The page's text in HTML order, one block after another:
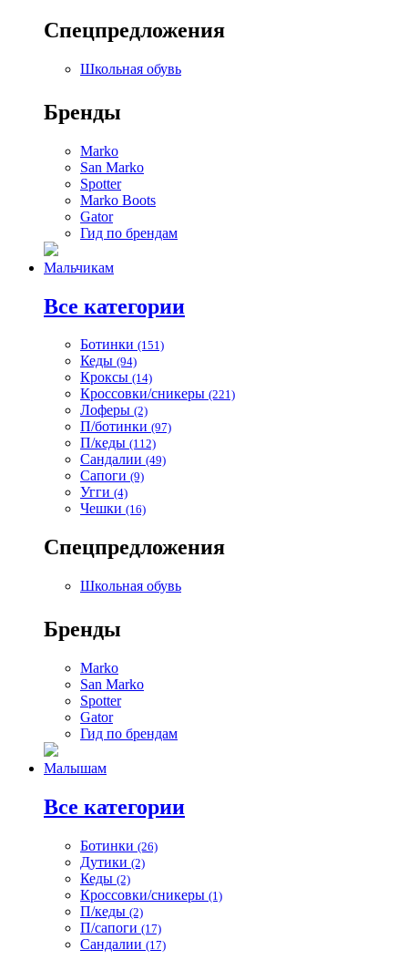
Спецпредложения
Школьная обувь
Бренды
Marko
San Marko
Spotter
Marko Boots
Gator
Гид по брендам
Мальчикам
Все категории
Ботинки (151)
Кеды (94)
Кроксы (14)
Кроссовки/сникеры (221)
Лоферы (2)
П/ботинки (97)
П/кеды (112)
Сандалии (49)
Сапоги (9)
Угги (4)
Чешки (16)
Спецпредложения
Школьная обувь
Бренды
Marko
San Marko
Spotter
Gator
Гид по брендам
Малышам
Все категории
Ботинки (26)
Дутики (2)
Кеды (2)
Кроссовки/сникеры (1)
П/кеды (2)
П/сапоги (17)
Сандалии (17)